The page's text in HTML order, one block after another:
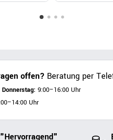
offen? Beratung per
9:00–16:00 Uhr
Uhr
"Hervorragend"